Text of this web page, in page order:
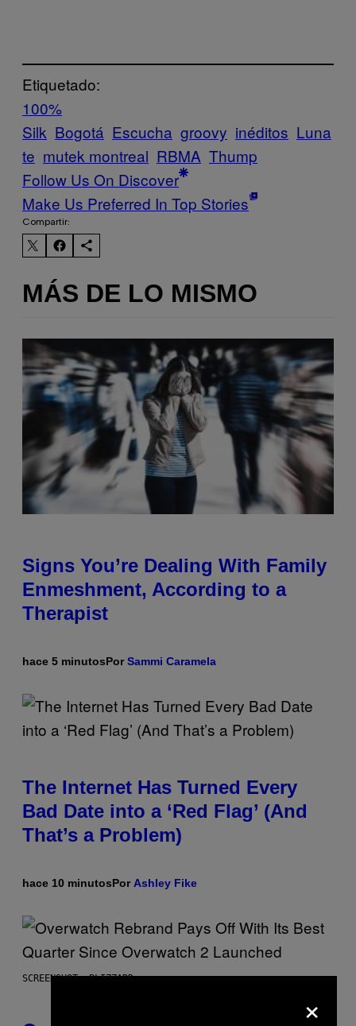
Etiquetado:
100%
Silk Bogotá Escucha groovy inéditos Luna
te mutek montreal RBMA Thump
Follow Us On Discover
Make Us Preferred In Top Stories
Compartir:
MÁS DE LO MISMO
Signs You’re Dealing With Family
Enmeshment, According to a
Therapist
hace 5 minutosPorSammi Caramela
The Internet Has Turned Every
Bad Date into a ‘Red Flag’ (And
That’s a Problem)
hace 10 minutosPor Ashley Fike
SCREENSHOT: BLIZZARD
×